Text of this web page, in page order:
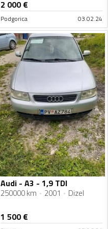
2 000€
Podgorica 03.02.24
Audi - A3 - 1,9 TDI
250000 km 2001 Dizel
1 500€